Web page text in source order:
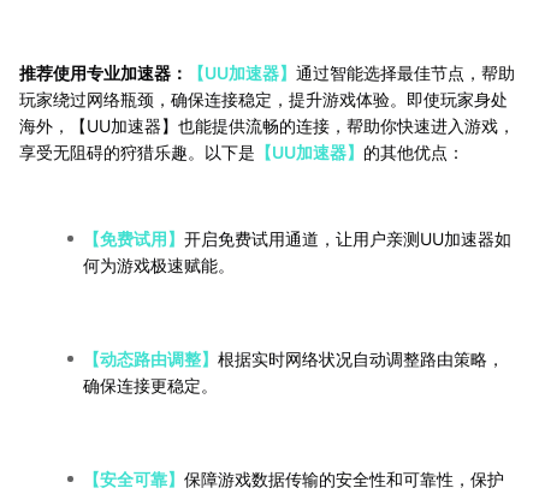
推荐使用专业加速器： 【UU加速器】 通过智能选择最佳节点，帮助
玩家绕过网络瓶颈，确保连接稳定，提升游戏体验。即使玩家身处
海外，【UU加速器】也能提供流畅的连接，帮助你快速进入游戏，
享受无阻碍的狩猎乐趣。以下是 【UU加速器】 的其他优点：
【免费试用】 开启免费试用通道，让用户亲测UU加速器如
何为游戏极速赋能。
【动态路由调整】 根据实时网络状况自动调整路由策略，
确保连接更稳定。
【安全可靠】 保障游戏数据传输的安全性和可靠性，保护